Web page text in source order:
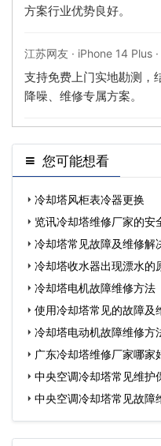
方案行业优势良好。
江苏网友 · iPhone 14 Plus
支持免费上门实地勘测，
降噪、维修专属方案。
您可能想看
冷却塔风柜表冷器更换
览讯冷却塔维修厂家的安
冷却塔常见故障及维修解
冷却塔收水器出现漂水的
冷却塔电机故障维修方法
使用冷却塔常见的故障及
冷却塔电动机故障维修方
广东冷却塔维修厂家哪家
中央空调冷却塔常见维护
中央空调冷却塔常见故障